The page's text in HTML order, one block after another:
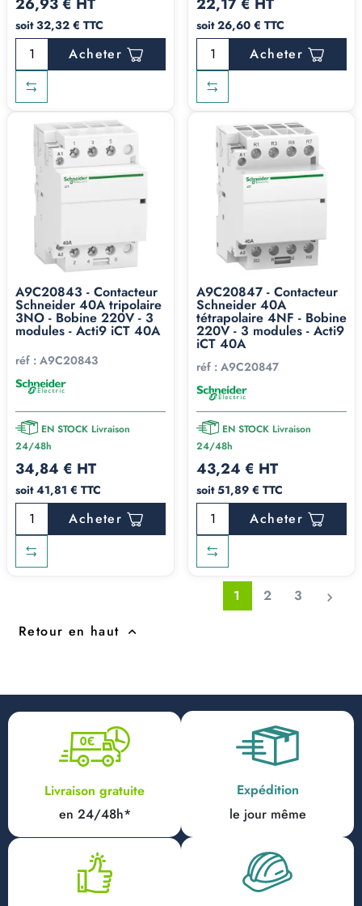
soit 32,32 € TTC
Acheter
soit 26,60 € TTC
Acheter
A9C20843 - Contacteur
Schneider 40A tripolaire
3NO - Bobine 220V - 3
modules - Acti9 iCT 40A
réf : A9C20843
EN STOCK Livraison
24/48h
34,84 € HT
soit 41,81 € TTC
Acheter
A9C20847 - Contacteur
Schneider 40A
tétrapolaire 4NF - Bobine
220V - 3 modules - Acti9
iCT 40A
réf : A9C20847
EN STOCK Livraison
24/48h
43,24 € HT
soit 51,89 € TTC
Acheter
1 2 3 
Retour en haut 
Livraison gratuite
en 24/48h*
Expédition
le jour même